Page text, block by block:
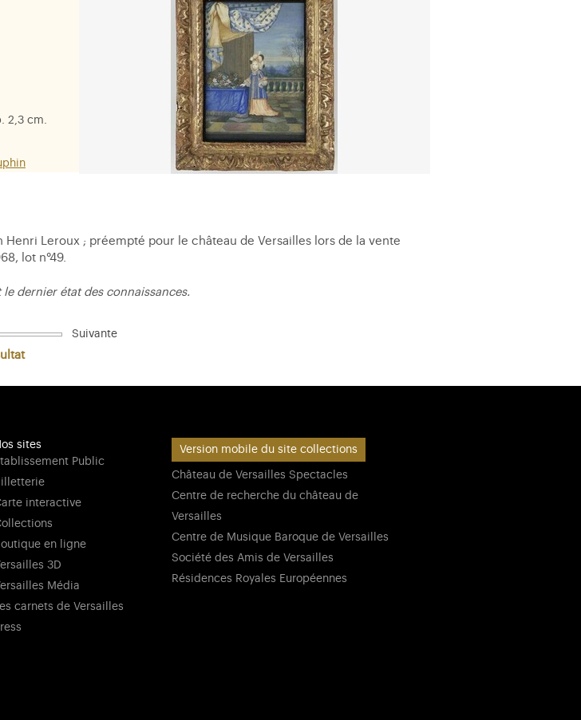
2,3 cm.
Leroux ; préempté pour le château de Versailles lors de la vente
lot n°49.
dernier état des connaissances.
Suivante
sites
Public
interactive
en ligne
3D
Média
carnets de Versailles
Version mobile du site collections
Château de Versailles Spectacles
Centre de recherche du château de
Versailles
Centre de Musique Baroque de Versailles
Société des Amis de Versailles
Résidences Royales Européennes